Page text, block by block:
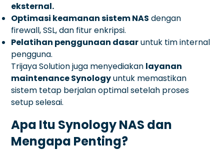
eksternal.
Optimasi keamanan sistem NAS dengan
firewall, SSL, dan fitur enkripsi.
Pelatihan penggunaan dasaruntuk tim internal
pengguna.
Trijaya Solution juga menyediakan layanan
maintenance Synologyuntuk memastikan
sistem tetap berjalan optimal setelah proses
setup selesai.
Apa Itu Synology NAS dan
Mengapa Penting?